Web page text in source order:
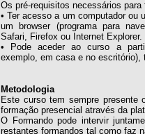
Os pré-requisitos necessários
• Ter acesso a um computador ou
um browser (programa para
Safari, Firefox ou Internet Explorer.
• Pode aceder ao curso a
exemplo, em casa e no escritório),
Metodologia
Este curso tem sempre presente
formação presencial através da
O Formando pode intervir
restantes formandos tal como faz